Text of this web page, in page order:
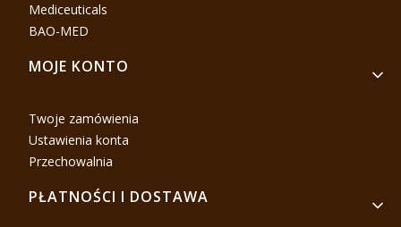
Mediceuticals
BAO-MED
MOJE KONTO
Twoje zamówienia
Ustawienia konta
Przechowalnia
PŁATNOŚCI I DOSTAWA